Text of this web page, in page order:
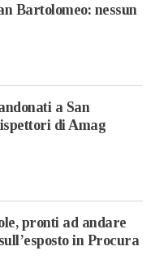
Bartolomeo: nessun
a San
di Amag
pronti ad andare
in Procura